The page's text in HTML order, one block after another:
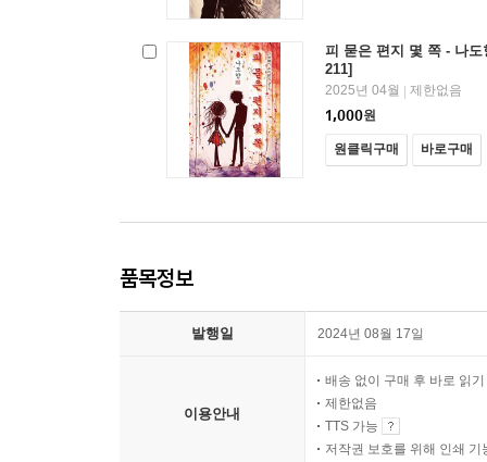
피 묻은 편지 몇 쪽 - 나
211]
2025년 04월
제한없음
1,000원
원클릭구매 바로구매
품목정보
발행일 2024년 08월 17일
이용안내
배송 없이 구매 후 바로 읽기
제한없음
TTS 가능
저작권 보호를 위해 인쇄 기